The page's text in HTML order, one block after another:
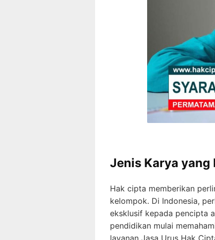
Jenis Karya yang
Hak cipta memberikan
kelompok. Di Indonesia,
eksklusif kepada pencipta
pendidikan mulai
layanan Jasa Urus Hak